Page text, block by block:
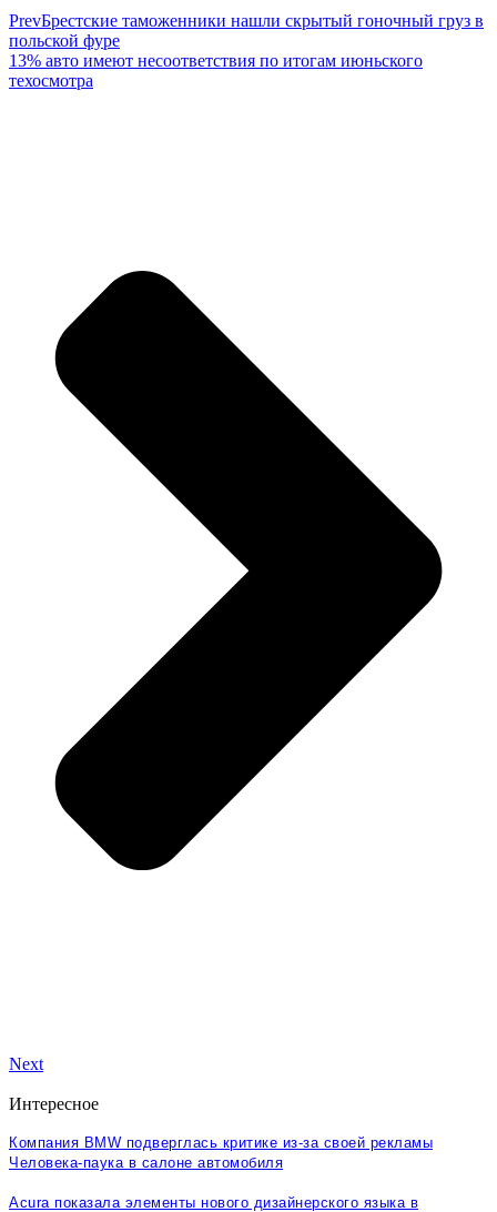
PrevБрестские таможенники нашли скрытый гоночный груз в
польской фуре
13% авто имеют несоответствия по итогам июньского
техосмотра
Next
Интересное
Компания BMW подверглась критике из-за своей рекламы
Человека-паука в салоне автомобиля
Acura показала элементы нового дизайнерского языка в